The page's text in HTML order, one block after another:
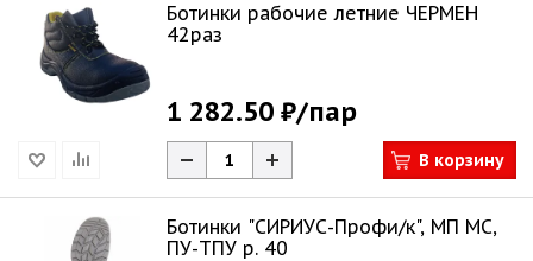
Ботинки рабочие летние ЧЕРМЕН
42раз
1 282.50 ₽/пар
В корзину
Ботинки "СИРИУС-Профи/к", МП МС,
ПУ-ТПУ р. 40